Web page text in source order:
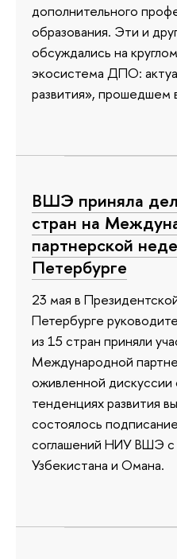
дополнительного
образования. Эти и
обсуждались на
экосистема ДПО:
развития»,
ВШЭ приняла
стран на
партнерской
Петербурге
23 мая в
Петербурге
из 15 стран приняли
Международной
оживленной дискуссии
тенденциях развития
состоялось
соглашений НИУ ВШЭ с
Узбекистана и Омана.